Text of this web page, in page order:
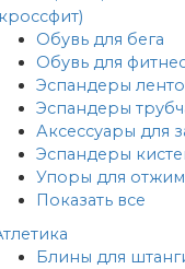
Обувь для бега
Обувь для
Эспандеры
Эспандеры
Аксессуары для
Эспандеры
Упоры для
Показать все
Блины для